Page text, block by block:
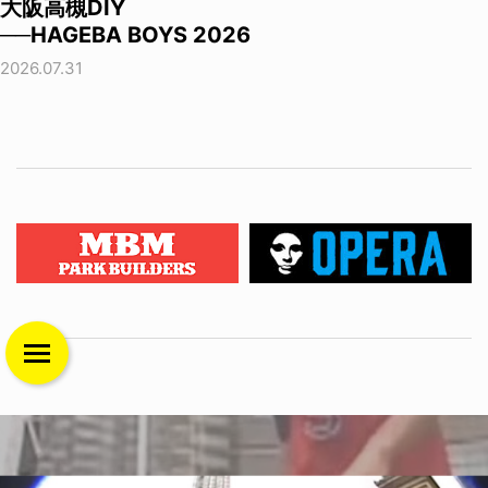
大阪高槻DIY
──HAGEBA BOYS 2026
2026.07.31